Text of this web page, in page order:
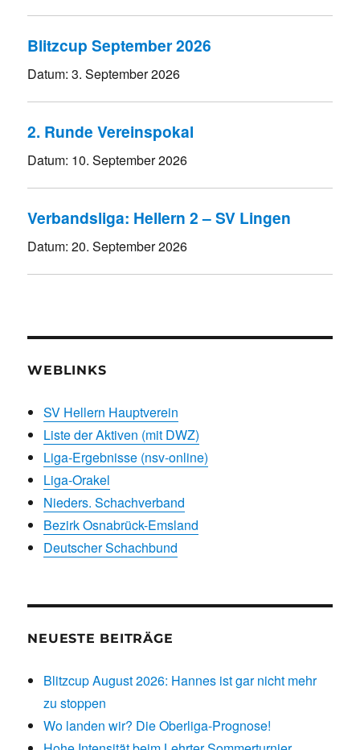
Blitzcup September 2026
Datum:3. September 2026
2. Runde Vereinspokal
Datum: 10. September 2026
Verbandsliga: Hellern 2 – SV Lingen
Datum:20. September 2026
WEBLINKS
SV Hellern Hauptverein
Liste der Aktiven (mit DWZ)
Liga-Ergebnisse (nsv-online)
Liga-Orakel
Nieders. Schachverband
Bezirk Osnabrück-Emsland
Deutscher Schachbund
NEUESTE BEITRÄGE
Blitzcup August 2026: Hannes ist gar nicht mehr
zu stoppen
Wo landen wir? Die Oberliga-Prognose!